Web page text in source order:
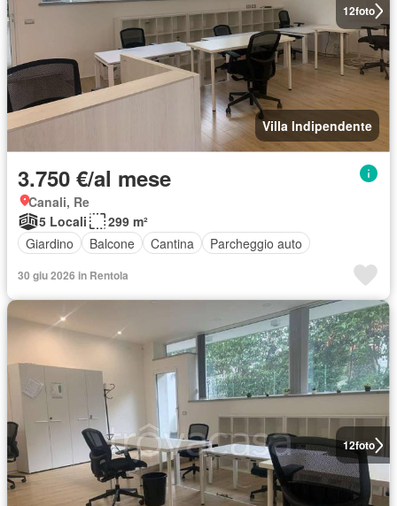
12foto
Villa Indipendente
3.750 €/al mese
Canali, Re
5 Locali
299 m²
Giardino
Balcone Cantina Parcheggio auto
30 giu 2026 in Rentola
12foto